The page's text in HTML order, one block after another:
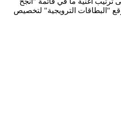
"البطاقات الترويجية" لتخصيص